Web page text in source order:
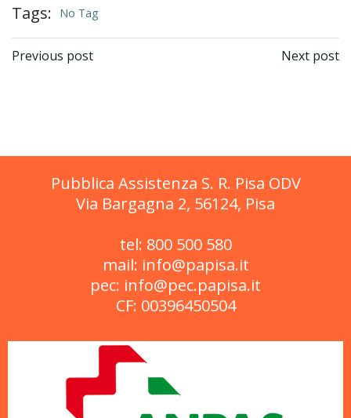
Tags: No Tag
Post
Previous post Next post
Pubblica Assistenza S. R. Pisa ODV
Via Bargagna 2, 56124, Pisa
tel: 800 500 580
mail: info@papisa.it
pec: info@pec.papisa.it
CF: 00396450504